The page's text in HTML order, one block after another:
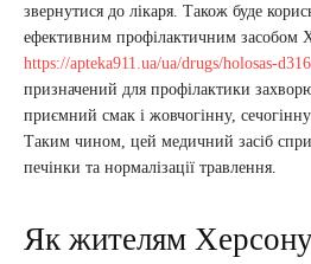
звернутися до лікаря. Також буде
ефективним профілактичним засобом
https://apteka911.ua/ua/drugs/holosas-
призначений для профілактики
приємний смак і жовчогінну,
Таким чином, цей медичний засіб
печінки та нормалізації травлення.
Як жителям Херсону